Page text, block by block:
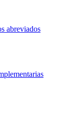
abreviados